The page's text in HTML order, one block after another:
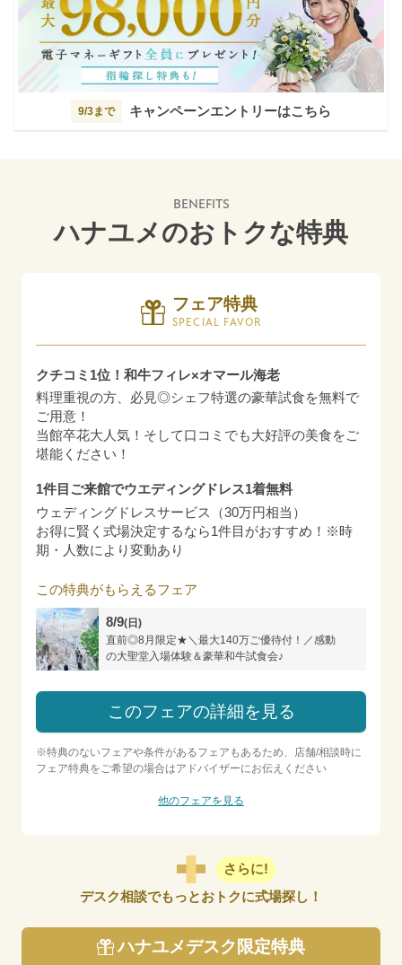
9/3まで キャンペーンエントリーはこちら
BENEFITS
ハナユメのおトクな特典
フェア特典
SPECIAL FAVOR
クチコミ1位！和牛フィレ×オマール海老
料理重視の方、必見◎シェフ特選の豪華試食を無料で
ご用意！
当館卒花大人気！そして口コミでも大好評の美食をご
堪能ください！
1件目ご来館でウエディングドレス1着無料
ウェディングドレスサービス（30万円相当）
お得に賢く式場決定するなら1件目がおすすめ！※時
期・人数により変動あり
この特典がもらえるフェア
8/9(日)
直前◎8月限定★＼最大140万ご優待付！／感動
の大聖堂入場体験＆豪華和牛試食会♪
このフェアの詳細を見る
※特典のないフェアや条件があるフェアもあるため、店舗/相談時に
フェア特典をご希望の場合はアドバイザーにお伝えください
他のフェアを見る
さらに!
デスク相談でもっとおトクに式場探し！
ハナユメデスク限定特典